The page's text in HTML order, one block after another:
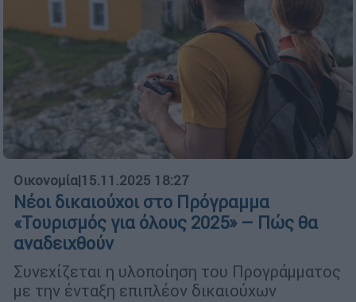
Οικονομία|15.11.2025 18:27
Νέοι δικαιούχοι στο Πρόγραμμα
«Τουρισμός για όλους 2025» – Πώς θα
αναδειχθούν
Συνεχίζεται η υλοποίηση του Προγράμματος
με την ένταξη επιπλέον δικαιούχων